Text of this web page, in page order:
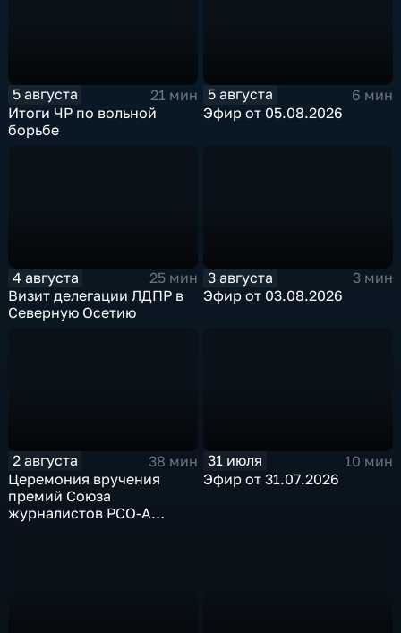
5 августа
21 мин
Итоги ЧР по вольной
борьбе
5 августа
6 мин
Эфир от 05.08.2026
4 августа
25 мин
Визит делегации ЛДПР в
Северную Осетию
3 августа
3 мин
Эфир от 03.08.2026
2 августа
38 мин
Церемония вручения
премий Союза
журналистов РСО-А
31 июля
10 мин
Эфир от 31.07.2026